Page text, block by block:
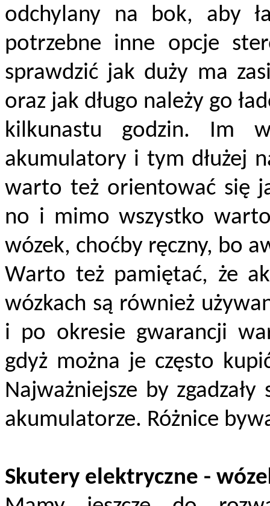
odchylany na bok, aby
potrzebne inne opcje
sprawdzić jak duży ma
oraz jak długo należy go
kilkunastu godzin. Im
akumulatory i tym dłużej
warto też orientować się
no i mimo wszystko
wózek, choćby ręczny, bo
Warto też pamiętać, że
wózkach są również
i po okresie gwarancji
gdyż można je często
Najważniejsze by
akumulatorze. Różnice
Skutery elektryczne -